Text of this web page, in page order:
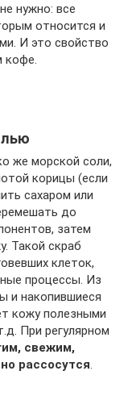
нужно: все
относится и
И это свойство
кофе.
же морской соли,
корицы (если
сахаром или
до
затем
Такой скраб
клеток,
процессы. Из
и накопившиеся
кожу полезными
При регулярном
свежим,
рассосутся.